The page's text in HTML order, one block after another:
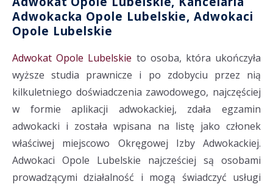
Adwokacka Opole Lubelskie, Adwokaci
Opole Lubelskie
Adwokat Opole Lubelskie to osoba, która ukończyła
wyższe studia prawnicze i po zdobyciu przez nią
kilkuletniego doświadczenia zawodowego, najczęściej
w formie aplikacji adwokackiej, zdała egzamin
adwokacki i została wpisana na listę jako członek
właściwej miejscowo Okręgowej Izby Adwokackiej.
Adwokaci Opole Lubelskie najcześciej są osobami
prowadzącymi działalność i mogą świadczyć usługi